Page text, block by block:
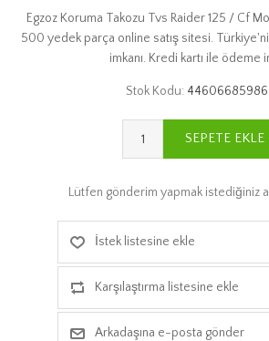
Egzoz Koruma Takozu Tvs Raider 125 / Cf
500 yedek parça online satış sitesi.
imkanı. Kredi kartı ile ödeme
Stok Kodu:
SEPETE EKLE
Lütfen gönderim yapmak istediğiniz
İstek listesine ekle
Karşılaştırma listesine ekle
Arkadaşına e-posta gönder